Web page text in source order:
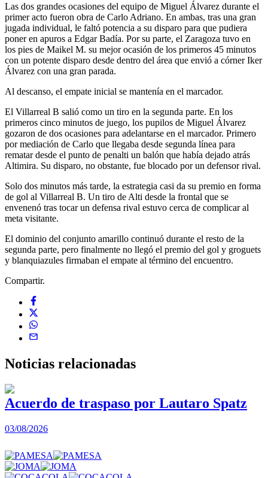
Las dos grandes ocasiones del equipo de Miguel Álvarez durante el
primer acto fueron obra de Carlo Adriano. En ambas, tras una gran
jugada individual, le faltó potencia a su disparo para que pudiera
poner en apuros a Edgar Badía. Por su parte, el Zaragoza tuvo en
los pies de Maikel M. su mejor ocasión de los primeros 45 minutos
con un potente disparo desde dentro del área que envió a córner Iker
Álvarez con una gran parada.
Al descanso, el empate inicial se mantenía en el marcador.
El Villarreal B salió como un tiro en la segunda parte. En los
primeros cinco minutos de juego, los pupilos de Miguel Álvarez
gozaron de dos ocasiones para adelantarse en el marcador. Primero
por mediación de Carlo que llegaba desde segunda línea para
rematar desde el punto de penalti un balón que había dejado atrás
Altimira. Su disparo, no obstante, fue blocado por un defensor rival.
Solo dos minutos más tarde, la estrategia casi da su premio en forma
de gol al Villarreal B. Un tiro de Alti desde la frontal que se
envenenó tras tocar un defensa rival estuvo cerca de complicar al
meta visitante.
El dominio del conjunto amarillo continuó durante el resto de la
segunda parte, pero finalmente no llegó el premio del gol y groguets
y blanquiazules firmaban el empate al término del encuentro.
Compartir.
Noticias relacionadas
Acuerdo de traspaso por Lautaro Spatz
03/08/2026